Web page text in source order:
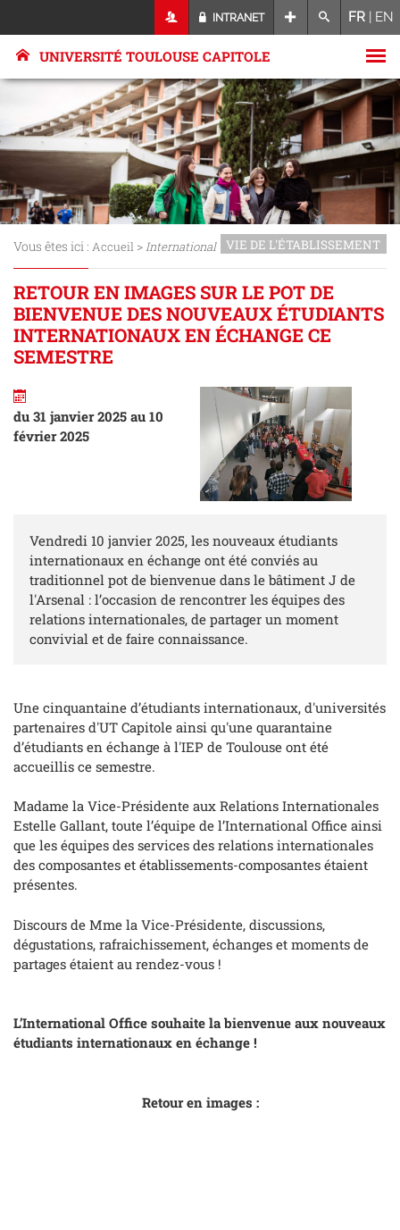
INTRANET FR | EN
UNIVERSITÉ TOULOUSE CAPITOLE
Vous êtes ici : Accueil >International VIE DE L'ÉTABLISSEMENT
RETOUR EN IMAGES SUR LE POT DE
BIENVENUE DES NOUVEAUX ÉTUDIANTS
INTERNATIONAUX EN ÉCHANGE CE
SEMESTRE
du 31 janvier 2025 au 10
février 2025
Vendredi 10 janvier 2025, les nouveaux étudiants
internationaux en échange ont été conviés au
traditionnel pot de bienvenue dans le bâtiment J de
l'Arsenal : l’occasion de rencontrer les équipes des
relations internationales, de partager un moment
convivial et de faire connaissance.
Une cinquantaine d’étudiants internationaux, d'universités
partenaires d'UT Capitole ainsi qu'une quarantaine
d’étudiants en échange à l'IEP de Toulouse ont été
accueillis ce semestre.
Madame la Vice-Présidente aux Relations Internationales
Estelle Gallant, toute l’équipe de l’International Office ainsi
que les équipes des services des relations internationales
des composantes et établissements-composantes étaient
présentes.
Discours de Mme la Vice-Présidente, discussions,
dégustations, rafraichissement, échanges et moments de
partages étaient au rendez-vous !
L’International Office souhaite la bienvenue aux nouveaux
étudiants internationaux en échange !
Retour en images :